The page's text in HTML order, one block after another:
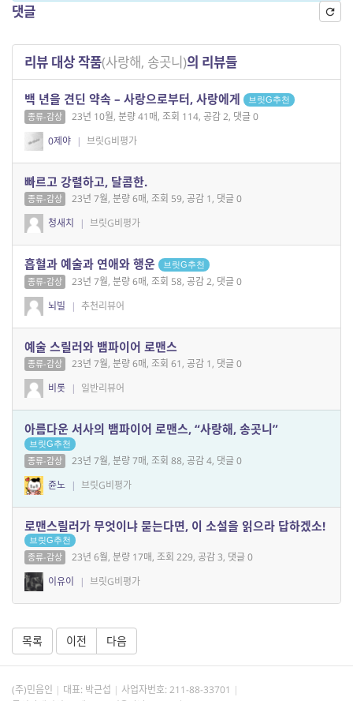
댓글
리뷰 대상 작품(사랑해, 송곳니)의 리뷰들
백 년을 견딘 약속 – 사랑으로부터, 사랑에게 브릿G추천
종류-감상
23년 10월, 분량 41매, 조회 114, 공감 2, 댓글 0
0제야 | 브릿G비평가
빠르고 강렬하고, 달콤한.
종류-감상
23년 7월, 분량 6매, 조회 59, 공감 1, 댓글 0
청새치
| 브릿G비평가
흡혈과 예술과 연애와 행운 브릿G추천
종류-감상
23년 7월, 분량 6매, 조회 58, 공감 2, 댓글 0
뇌빌
| 추천리뷰어
예술 스릴러와 뱀파이어 로맨스
종류-감상
23년 7월, 분량 6매, 조회 61, 공감 1, 댓글 0
비롯 | 일반리뷰어
아름다운 서사의 뱀파이어 로맨스, “사랑해, 송곳니”
브릿G추천
종류-감상
23년 7월, 분량 7매, 조회 88, 공감 4, 댓글 0
쥰노 | 브릿G비평가
로맨스릴러가 무엇이냐 묻는다면, 이 소설을 읽으라 답하겠소!
브릿G추천
종류-감상
23년 6월, 분량 17매, 조회 229, 공감 3, 댓글 0
이유이
| 브릿G비평가
목록 이전 다음
(주)민음인 대표: 박근섭 사업자번호: 211-88-33701